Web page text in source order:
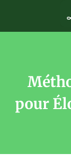
pour